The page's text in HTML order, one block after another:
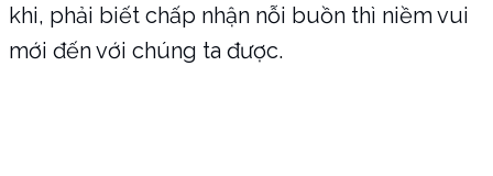
khi, phải biết chấp nhận nỗi buồn thì niềm vui
mới đến với chúng ta được.